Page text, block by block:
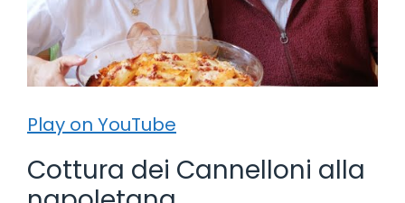
Play on YouTube
Cottura dei Cannelloni alla